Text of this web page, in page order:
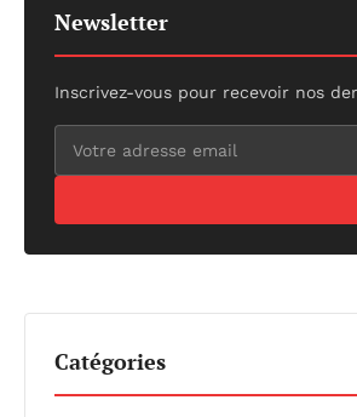
Newsletter
Inscrivez-vous pour recevoir nos
Catégories